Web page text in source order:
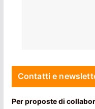
Contatti e
Per proposte di